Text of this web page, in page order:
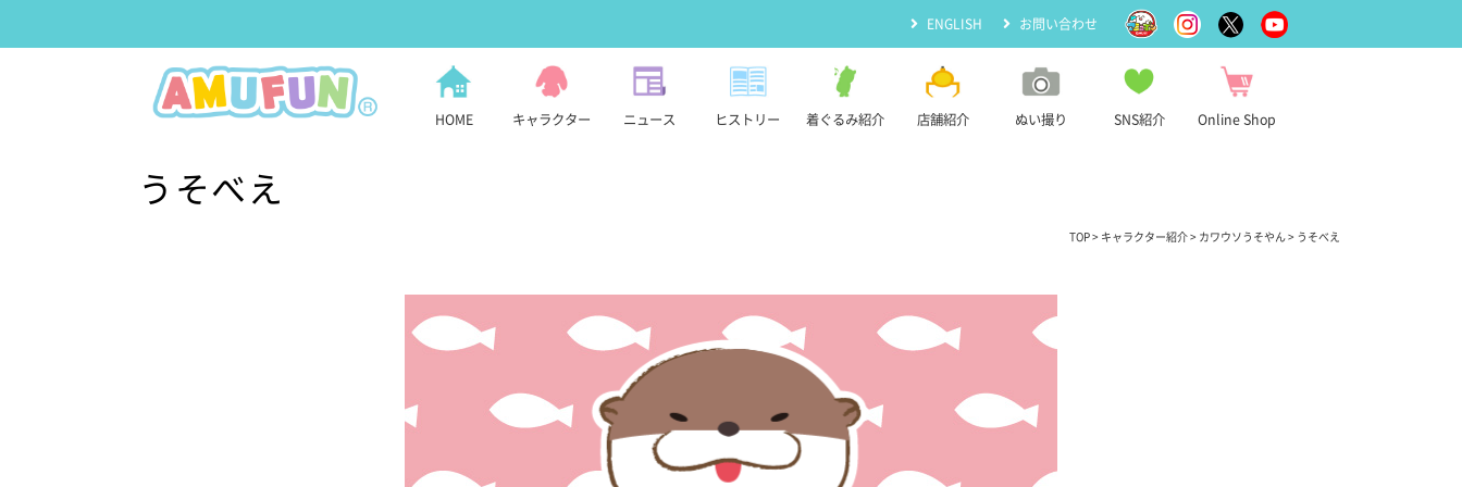
ENGLISH お問い合わせ
HOME キャラクター ニュース ヒストリー 着ぐるみ紹介 店舗紹介 ぬい撮り SNS紹介 Online Shop
うそべえ
TOP > キャラクター紹介 > カワウソうそやん > うそべえ